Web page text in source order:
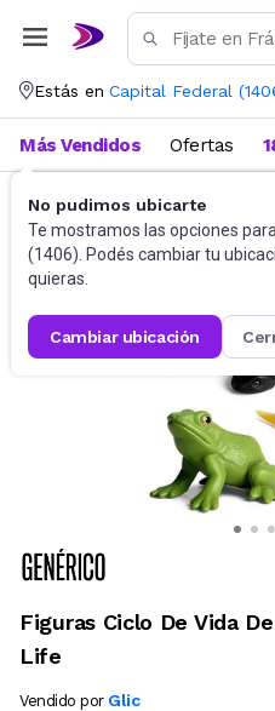
Estás en Capital Federal (
No pudimos ubicarte
Te mostramos las opciones para
(1406). Podés cambiar tu
quieras.
cambiar ubicación
Más Vendidos Ofertas
Juguetes y Juegos
Figuras Ciclo De Vida
Life
Vendido por Glic